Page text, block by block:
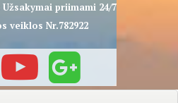
priimami 24/7
veiklos Nr.782922